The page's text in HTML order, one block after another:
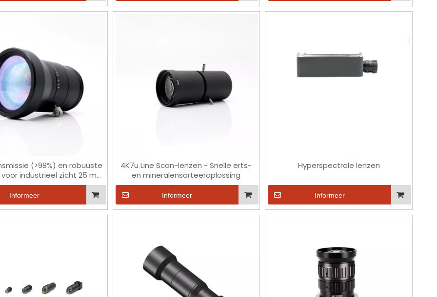
(>98%) en robuuste
voor industrieel zicht 25 mm
F1.8
Informeer
4K7u Line Scan-lenzen - Snelle erts-
en mineralensorteeroplossing
Informeer
Hyperspectrale lenzen
Informeer